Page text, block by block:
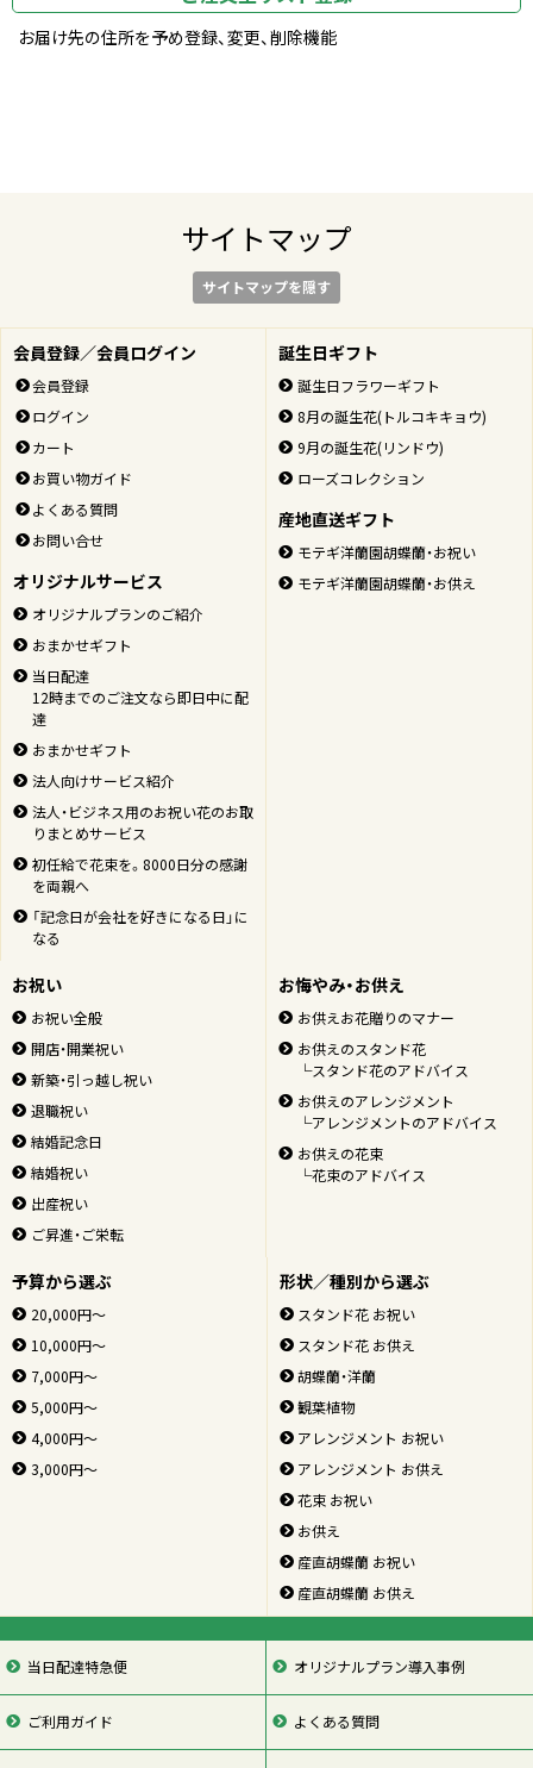
お届け先の住所を予め登録、変更、削除機能
サイトマップ
サイトマップを隠す
会員登録／会員ログイン
会員登録
ログイン
カート
お買い物ガイド
よくある質問
お問い合せ
オリジナルサービス
オリジナルプランのご紹介
おまかせギフト
当日配達
12時までのご注文なら即日中に配
達
おまかせギフト
法人向けサービス紹介
法人・ビジネス用のお祝い花のお取
りまとめサービス
初任給で花束を。8000日分の感謝
を両親へ
「記念日が会社を好きになる日」に
なる
誕生日ギフト
誕生日フラワーギフト
8月の誕生花(トルコキキョウ)
9月の誕生花(リンドウ)
ローズコレクション
産地直送ギフト
モテギ洋蘭園胡蝶蘭・お祝い
モテギ洋蘭園胡蝶蘭・お供え
お祝い
お祝い全般
開店・開業祝い
新築・引っ越し祝い
退職祝い
結婚記念日
結婚祝い
出産祝い
ご昇進・ご栄転
お悔やみ・お供え
お供えお花贈りのマナー
お供えのスタンド花
└スタンド花のアドバイス
お供えのアレンジメント
└アレンジメントのアドバイス
お供えの花束
└花束のアドバイス
予算から選ぶ
20,000円～
10,000円～
7,000円～
5,000円～
4,000円～
3,000円～
形状／種別から選ぶ
スタンド花 お祝い
スタンド花 お供え
胡蝶蘭・洋蘭
観葉植物
アレンジメント お祝い
アレンジメント お供え
花束 お祝い
お供え
産直胡蝶蘭 お祝い
産直胡蝶蘭 お供え
当日配達特急便 オリジナルプラン導入事例
ご利用ガイド よくある質問